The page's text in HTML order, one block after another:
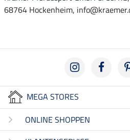
68764 Hockenheim,
MEGA STORES
ONLINE SHOPPEN